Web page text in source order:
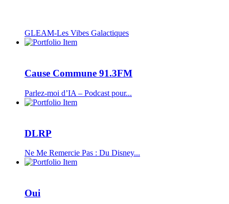
GLEAM-Les Vibes Galactiques
Cause Commune 91.3FM
Parlez-moi d’IA – Podcast pour...
DLRP
Ne Me Remercie Pas : Du Disney...
Oui